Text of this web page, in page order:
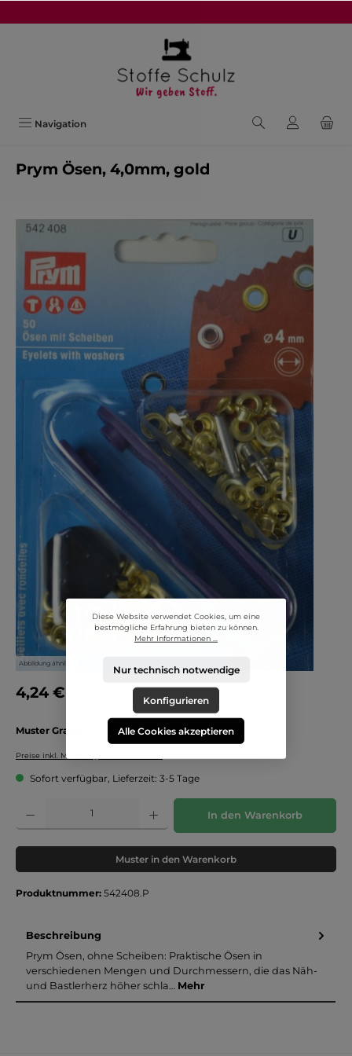
Navigation
Prym Ösen, 4,0mm, gold
Bildergalerie überspringen
Abbildung ähnlich
4,24 €
Muster Gratis!
Preise inkl. MwSt. zzgl. Versandkosten
Sofort verfügbar, Lieferzeit: 3-5 Tage
Produkt Anzahl: Gib den gewünschten Wert ein oder benutze die Schaltflächen um
In den Warenkorb
Muster in den Warenkorb
Produktnummer: 542408.P
Beschreibung
Prym Ösen, ohne Scheiben: Praktische Ösen in
verschiedenen Mengen und Durchmessern, die das Näh-
und Bastlerherz höher schla… Mehr
Diese Website verwendet Cookies, um eine
bestmögliche Erfahrung bieten zu können.
Mehr Informationen ...
Nur technisch notwendige
Konfigurieren
Alle Cookies akzeptieren